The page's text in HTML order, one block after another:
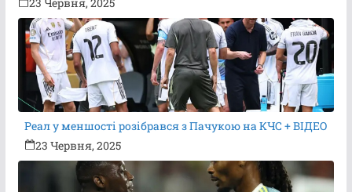
Реал у меншості розібрався з Пачукою на КЧС + ВІДЕО
23 Червня, 2025